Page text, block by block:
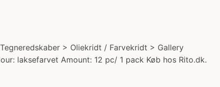
> Oliekridt / Farvekridt > Gallery
laksefarvet Amount: 12 pc/ 1 pack Køb hos Rito.dk.